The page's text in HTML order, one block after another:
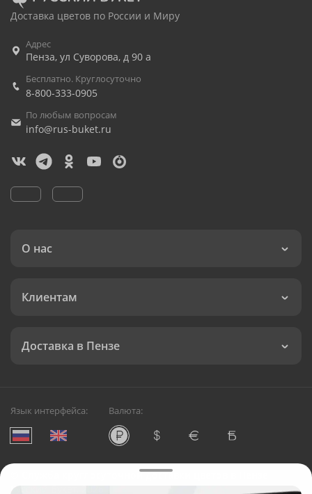
Доставка цветов по России и Миру
Адрес
Пенза, ул Суворова, д 90 а
Бесплатно. Круглосуточно
8-800-333-0905
По любым вопросам
info@rus-buket.ru
О нас
Клиентам
Доставка в Пензе
Язык интерфейса: Валюта:
Служба круглосуточной доставки цветов в Пензе
Русский Букет, 2026